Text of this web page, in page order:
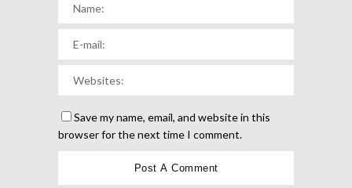
Save my name, email, and website in this
browser for the next time I comment.